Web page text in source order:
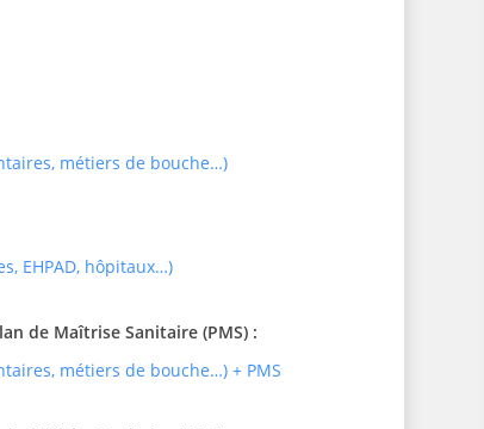
métiers de bouche…)
EHPAD, hôpitaux…)
de Maîtrise Sanitaire (PMS) :
métiers de bouche…) + PMS